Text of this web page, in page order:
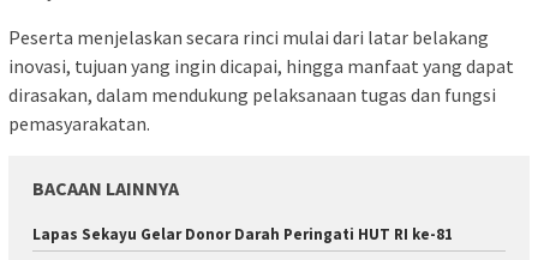
Peserta menjelaskan secara rinci mulai dari latar belakang
inovasi, tujuan yang ingin dicapai, hingga manfaat yang dapat
dirasakan, dalam mendukung pelaksanaan tugas dan fungsi
pemasyarakatan.
BACAAN LAINNYA
Lapas Sekayu Gelar Donor Darah Peringati HUT RI ke-81